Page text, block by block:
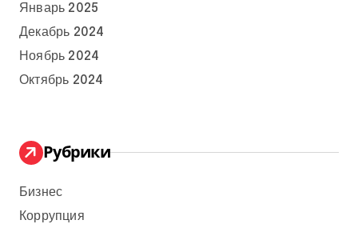
Январь 2025
Декабрь 2024
Ноябрь 2024
Октябрь 2024
Рубрики
Бизнес
Коррупция